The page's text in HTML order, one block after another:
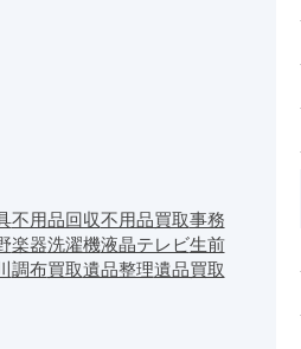
不用品回収不用品買取事務
楽器洗濯機液晶テレビ生前
調布買取遺品整理遺品買取